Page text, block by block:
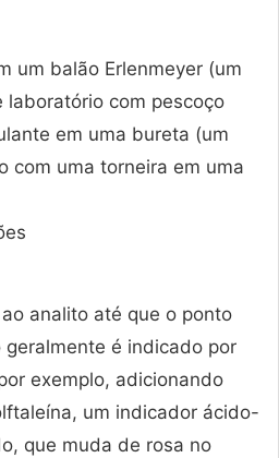
um balão Erlenmeyer (um
com pescoço
em uma bureta (um
com uma torneira em uma
analito até que o ponto
é indicado por
exemplo, adicionando
um indicador ácido-
que muda de rosa no